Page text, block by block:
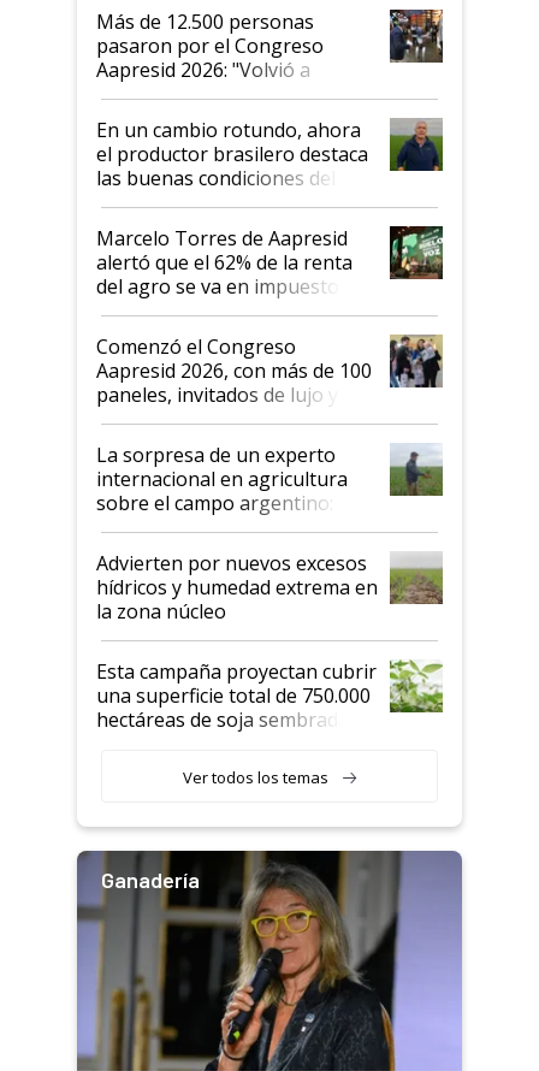
Más de 12.500 personas
pasaron por el Congreso
Aapresid 2026: "Volvió a
demostrar que hablar del
suelo es hablar de todo el
sistema productivo"
En un cambio rotundo, ahora
el productor brasilero destaca
las buenas condiciones del
agro argentino para invertir:
"Los veo más motivados"
Marcelo Torres de Aapresid
alertó que el 62% de la renta
del agro se va en impuestos:
"No es bueno que en
Argentina se sigan discutiendo
las mismas cosas de hace 50
años"
Comenzó el Congreso
Aapresid 2026, con más de 100
paneles, invitados de lujo y
todas las tendencias
La sorpresa de un experto
internacional en agricultura
sobre el campo argentino:
"Estoy muy impresionado"
Advierten por nuevos excesos
hídricos y humedad extrema en
la zona núcleo
Esta campaña proyectan cubrir
una superficie total de 750.000
hectáreas de soja sembradas
variedades que marcan un
salto tecnológico en genética y
Ver todos los temas
Ganadería